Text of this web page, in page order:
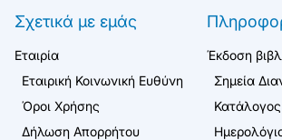
Σχετικά με εμάς
Εταιρία
Εταιρική Κοινωνική Ευθύνη
Όροι Χρήσης
Δήλωση Απορρήτου
Έκδοση
Σημεία